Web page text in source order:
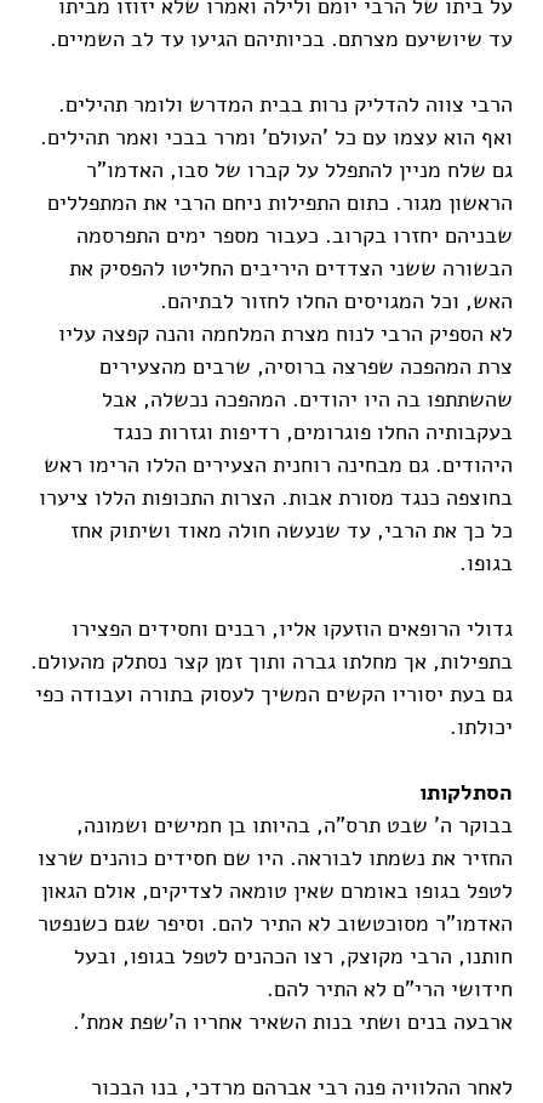
עד שיושיעם מצרתם. בכיותיהם הגיעו עד לב השמיים.
הרבי צווה להדליק נרות בבית המדרש ולומר תהילים.
ואף הוא עצמו עם כל 'העולם' ומרר בבכי ואמר תהילים.
גם שלח מניין להתפלל על קברו של סבו, האדמו"ר
הראשון מגור. כתום התפילות ניחם הרבי את המתפללים
שבניהם יחזרו בקרוב. כעבור מספר ימים התפרסמה
הבשורה ששני הצדדים היריבים החליטו להפסיק את
האש, וכל המגויסים החלו לחזור לבתיהם.
לא הספיק הרבי לנוח מצרת המלחמה והנה קפצה עליו
צרת המהפכה שפרצה ברוסיה, שרבים מהצעירים
שהשתתפו בה היו יהודים. המהפכה נכשלה, אבל
בעקבותיה החלו פוגרומים, רדיפות וגזרות כנגד
היהודים. גם מבחינה רוחנית הצעירים הללו הרימו ראש
בחוצפה כנגד מסורת אבות. הצרות התכופות הללו ציערו
כל כך את הרבי, עד שנעשה חולה מאוד ושיתוק אחז
בגופו.
גדולי הרופאים הוזעקו אליו, רבנים וחסידים הפצירו
בתפילות, אך מחלתו גברה ותוך זמן קצר נסתלק מהעולם.
גם בעת יסוריו הקשים המשיך לעסוק בתורה ועבודה כפי
יכולתו.
הסתלקותו
בבוקר ה' שבט תרס"ה, בהיותו בן חמישים ושמונה,
החזיר את נשמתו לבוראה. היו שם חסידים כוהנים שרצו
לטפל בגופו באומרם שאין טומאה לצדיקים, אולם הגאון
האדמו"ר מסוכטשוב לא התיר להם. וסיפר שגם כשנפטר
חותנו, הרבי מקוצק, רצו הכהנים לטפל בגופו, ובעל
חידושי הרי"ם לא התיר להם.
ארבעה בנים ושתי בנות השאיר אחריו ה'שפת אמת'.
לאחר ההלוויה פנה רבי אברהם מרדכי, בנו הבכור